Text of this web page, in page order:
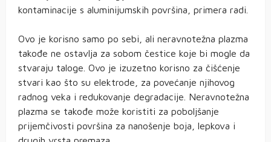
kontaminacije s aluminijumskih površina, primera radi.
Ovo je korisno samo po sebi, ali neravnotežna plazma
takođe ne ostavlja za sobom čestice koje bi mogle da
stvaraju taloge. Ovo je izuzetno korisno za čišćenje
stvari kao što su elektrode, za povećanje njihovog
radnog veka i redukovanje degradacije. Neravnotežna
plazma se takođe može koristiti za poboljšanje
prijemčivosti površina za nanošenje boja, lepkova i